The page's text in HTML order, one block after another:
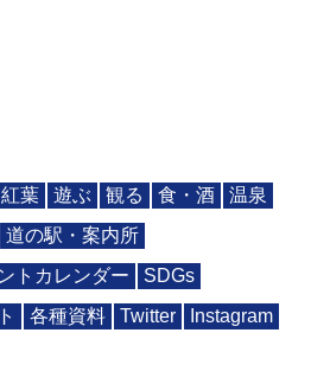
紅葉 遊ぶ 観る 食・酒
温泉
道の駅・案内所
トカレンダー
SDGs
各種資料 Twitter
Instagram